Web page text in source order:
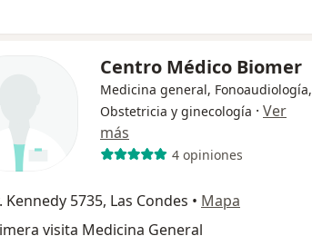
Centro Médico Biomer
Medicina general, Fonoaudiología,
Obstetricia y ginecología · Ver
más
4 opiniones
Kennedy 5735, Las Condes • Mapa
visita Medicina General